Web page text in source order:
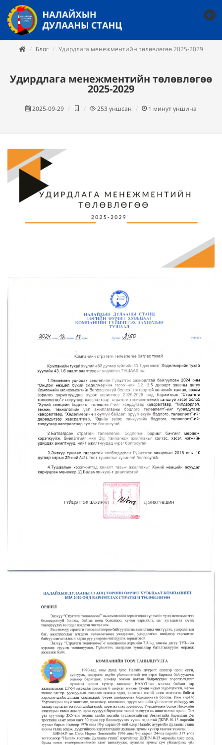
Блог Удирдлага менежментийн төлөвлөгөө 2025-2029
Удирдлага менежментийн төлөвлөгөө
2025-2029
2025-09-29 253 уншсан 1 минут уншина